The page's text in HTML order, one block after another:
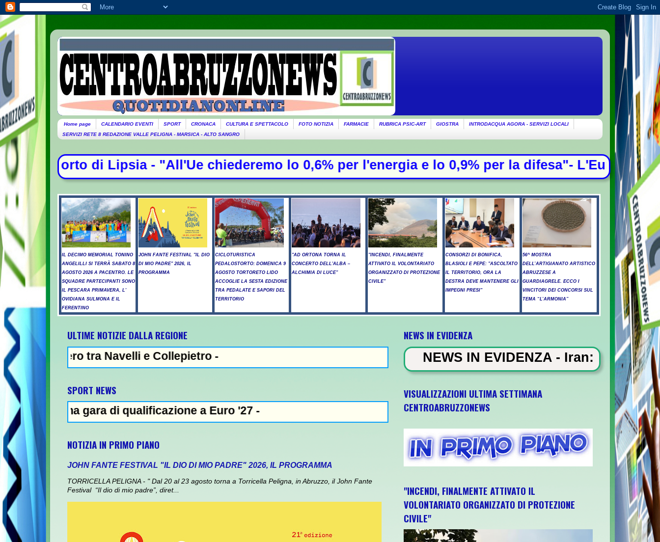
Home page CALENDARIO EVENTI SPORT CRONACA CULTURA E SPETTACOLO FOTO NOTIZIA FARMACIE RUBRICA PSIC-ART GIOSTRA
INTRODACQUA AGORA - SERVIZI LOCALI
SERVIZI RETE 8 REDAZIONE VALLE PELIGNA - MARSICA - ALTO SANGRO
- "All'Ue chiederemo lo 0,6% per l'energia e lo 0,9% per la difesa"- L'Europa fa quadrato con
IL DECIMO MEMORIAL TONINO
ANGELILLI SI TERRÀ SABATO 8
AGOSTO 2026 A PACENTRO. LE
SQUADRE PARTECIPANTI SONO
IL PESCARA PRIMAVERA, L'
OVIDIANA SULMONA E IL
FERENTINO
JOHN FANTE FESTIVAL "IL DIO
DI MIO PADRE" 2026, IL
PROGRAMMA
CICLOTURISTICA
PEDALOSTORTO: DOMENICA 9
AGOSTO TORTORETO LIDO
ACCOGLIE LA SESTA EDIZIONE
TRA PEDALATE E SAPORI DEL
TERRITORIO
"AD ORTONA TORNA IL
CONCERTO DELL'ALBA –
ALCHIMIA DI LUCE"
"INCENDI, FINALMENTE
ATTIVATO IL VOLONTARIATO
ORGANIZZATO DI PROTEZIONE
CIVILE"
CONSORZI DI BONIFICA,
BLASIOLI E PEPE: "ASCOLTATO
IL TERRITORIO, ORA LA
DESTRA DEVE MANTENERE GLI
IMPEGNI PRESI"
56^ MOSTRA
DELL’ARTIGIANATO ARTISTICO
ABRUZZESE A
GUARDIAGRELE. ECCO I
VINCITORI DEI CONCORSI SUL
TEMA “L’ARMONIA”
ULTIME NOTIZIE DALLA REGIONE
tra Navelli e Collepietro -
SPORT NEWS
gara di qualificazione a Euro '27 -
NOTIZIA IN PRIMO PIANO
JOHN FANTE FESTIVAL "IL DIO DI MIO PADRE" 2026, IL PROGRAMMA
TORRICELLA PELIGNA - " Dal 20 al 23 agosto torna a Torricella Peligna, in Abruzzo, il John Fante
Festival “Il dio di mio padre”, diret...
NEWS IN EVIDENZA
NEWS IN EVIDENZA - Iran: "Raggiunto
VISUALIZZAZIONI ULTIMA SETTIMANA
CENTROABRUZZONEWS
"INCENDI, FINALMENTE ATTIVATO IL
VOLONTARIATO ORGANIZZATO DI PROTEZIONE
CIVILE"